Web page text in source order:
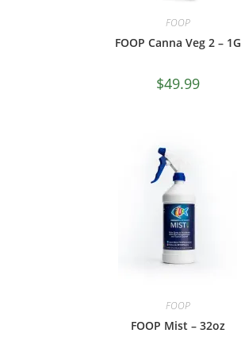
FOOP
FOOP Canna Veg 2 – 1G
$49.99
FOOP
FOOP Mist – 32oz